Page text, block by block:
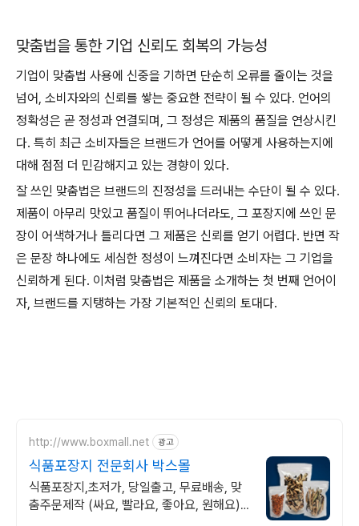
맞춤법을 통한 기업 신뢰도 회복의 가능성
기업이 맞춤법 사용에 신중을 기하면 단순히 오류를 줄이는 것을
넘어, 소비자와의 신뢰를 쌓는 중요한 전략이 될 수 있다. 언어의
정확성은 곧 정성과 연결되며, 그 정성은 제품의 품질을 연상시킨
다. 특히 최근 소비자들은 브랜드가 언어를 어떻게 사용하는지에
대해 점점 더 민감해지고 있는 경향이 있다.
잘 쓰인 맞춤법은 브랜드의 진정성을 드러내는 수단이 될 수 있다.
제품이 아무리 맛있고 품질이 뛰어나더라도, 그 포장지에 쓰인 문
장이 어색하거나 틀리다면 그 제품은 신뢰를 얻기 어렵다. 반면 작
은 문장 하나에도 세심한 정성이 느껴진다면 소비자는 그 기업을
신뢰하게 된다. 이처럼 맞춤법은 제품을 소개하는 첫 번째 언어이
자, 브랜드를 지탱하는 가장 기본적인 신뢰의 토대다.
http://www.boxmall.net 광고
식품포장지 전문회사 박스몰
식품포장지,초저가, 당일출고, 무료배송, 맞
춤주문제작 (싸요, 빨라요, 좋아요, 원해요),